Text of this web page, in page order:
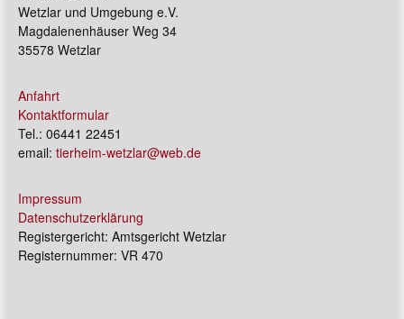
Wetzlar und Umgebung e.V.
Magdalenenhäuser Weg 34
35578 Wetzlar
Anfahrt
Kontaktformular
Tel.: 06441 22451
email: tierheim-wetzlar@web.de
Impressum
Datenschutzerklärung
Registergericht: Amtsgericht Wetzlar
Registernummer: VR 470